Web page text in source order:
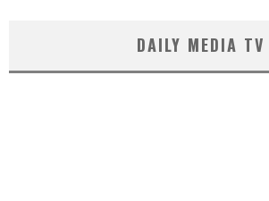
DAILY MEDIA TV